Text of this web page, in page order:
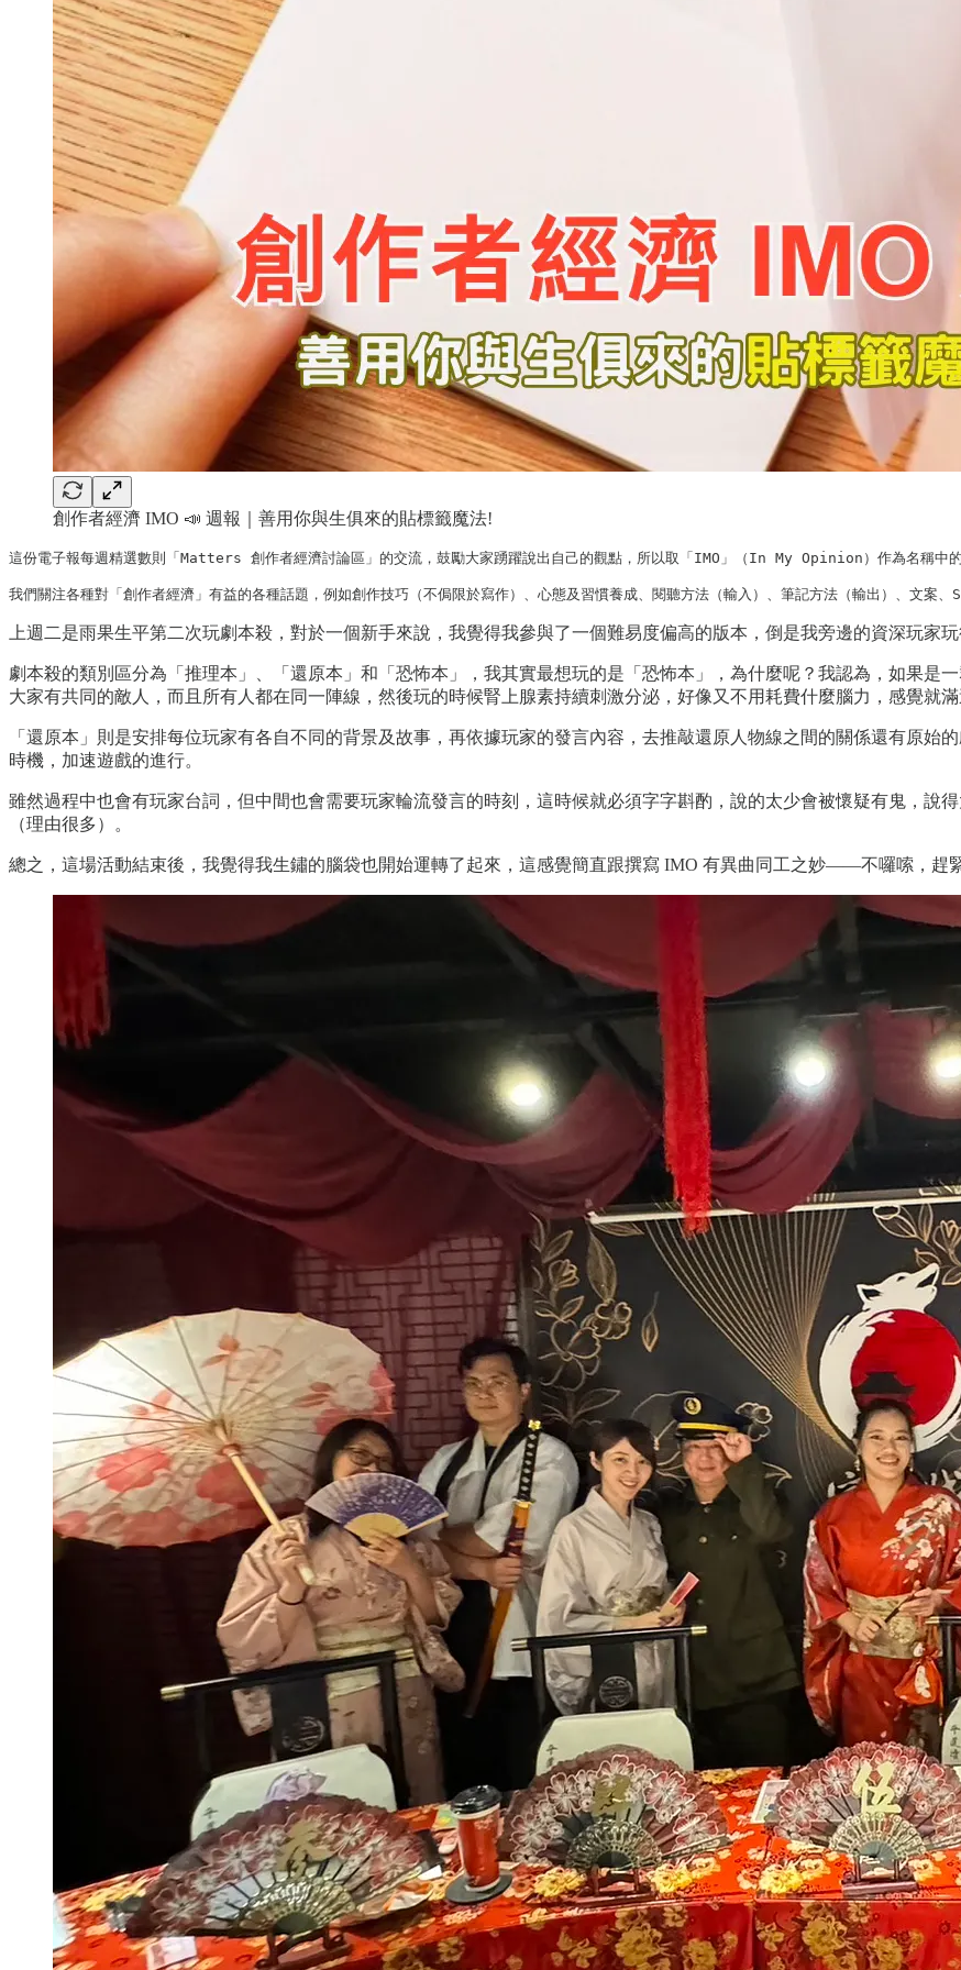
創作者經濟 IMO 📣 週報｜善用你與生俱來的貼標籤魔法!
這份電子報每週精選數則「Matters 創作者經濟討論區」的交流，鼓勵大家踴躍說出自己的觀點，所以取「IMO」（In My Opinion）作為名稱中的
我們關注各種對「創作者經濟」有益的各種話題，例如創作技巧（不侷限於寫作）、心態及習慣養成、閱聽方法（輸入）、筆記方法（輸出）、文案
上週二是雨果生平第二次玩劇本殺，對於一個新手來說，我覺得我參與了一個難易度偏高的版本，倒是我旁邊的資深玩家
劇本殺的類別區分為「推理本」、「還原本」和「恐怖本」，我其實最想玩的是「恐怖本」，為什麼呢？我認為，如果是
大家有共同的敵人，而且所有人都在同一陣線，然後玩的時候腎上腺素持續刺激分泌，好像又不用耗費什麼腦力，感覺就滿
「還原本」則是安排每位玩家有各自不同的背景及故事，再依據玩家的發言內容，去推敲還原人物線之間的關係還有原始
時機，加速遊戲的進行。
雖然過程中也會有玩家台詞，但中間也會需要玩家輪流發言的時刻，這時候就必須字字斟酌，說的太少會被懷疑有鬼，說
（理由很多）。
總之，這場活動結束後，我覺得我生鏽的腦袋也開始運轉了起來，這感覺簡直跟撰寫 IMO 有異曲同工之妙——不囉嗦，趕